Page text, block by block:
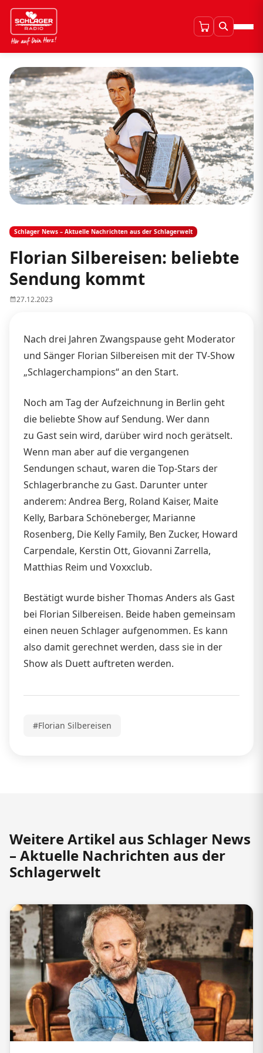
Schlager News – Aktuelle Nachrichten aus der Schlagerwelt
Florian Silbereisen: beliebte
Sendung kommt
27.12.2023
Nach drei Jahren Zwangspause geht Moderator
und Sänger Florian Silbereisen mit der TV-Show
„Schlagerchampions“ an den Start.
Noch am Tag der Aufzeichnung in Berlin geht
die beliebte Show auf Sendung. Wer dann
zu Gast sein wird, darüber wird noch gerätselt.
Wenn man aber auf die vergangenen
Sendungen schaut, waren die Top-Stars der
Schlagerbranche zu Gast. Darunter unter
anderem: Andrea Berg, Roland Kaiser, Maite
Kelly, Barbara Schöneberger, Marianne
Rosenberg, Die Kelly Family, Ben Zucker, Howard
Carpendale, Kerstin Ott, Giovanni Zarrella,
Matthias Reim und Voxxclub.
Bestätigt wurde bisher Thomas Anders als Gast
bei Florian Silbereisen. Beide haben gemeinsam
einen neuen Schlager aufgenommen. Es kann
also damit gerechnet werden, dass sie in der
Show als Duett auftreten werden.
#Florian Silbereisen
Weitere Artikel aus Schlager News
– Aktuelle Nachrichten aus der
Schlagerwelt